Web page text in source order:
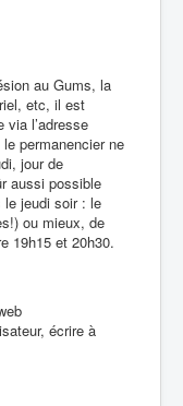
au Gums, la
etc, il est
via l’adresse
permanencier ne
jour de
aussi possible
le jeudi soir : le
ou mieux, de
19h15 et 20h30.
écrire à